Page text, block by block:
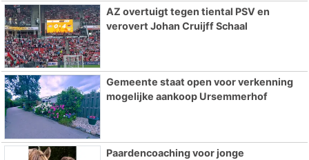
AZ overtuigt tegen tiental PSV en
verovert Johan Cruijff Schaal
Gemeente staat open voor verkenning
mogelijke aankoop Ursemmerhof
Paardencoaching voor jonge